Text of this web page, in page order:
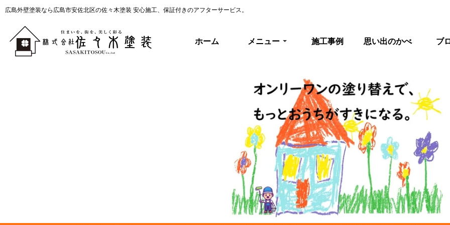
広島外壁塗装なら広島市安佐北区の佐々木塗装 安心施工、保証付きのアフターサービス。
ホーム メニュー 施工事例 思い出のかべ ブ